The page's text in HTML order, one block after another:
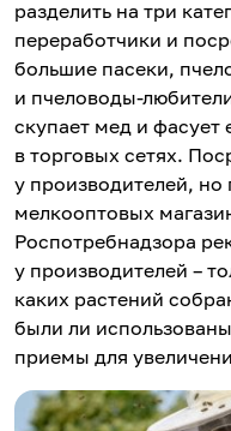
разделить на три
переработчики и
большие пасеки,
и пчеловоды-
скупает мед и
в торговых сетях.
у производителей, но
мелкооптовых
Роспотребнадзора
у производителей –
каких растений
были ли
приемы для